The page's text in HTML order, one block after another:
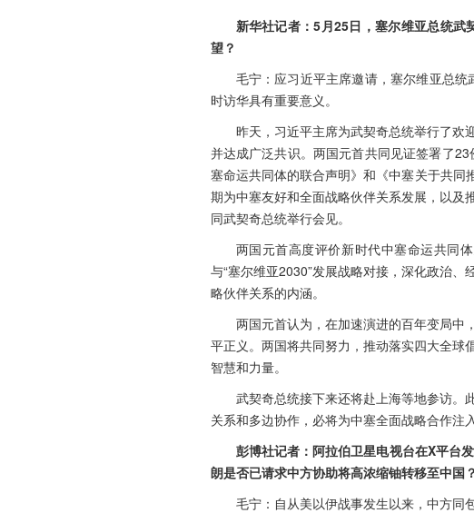
新华社记者：5月25日，塞尔维亚总统
望？
毛宁：应习近平主席邀请，塞尔维亚总
时访华具有重要意义。
昨天，习近平主席为武契奇总统举行了欢
并达成广泛共识。两国元首共同见证签署了
塞命运共同体的联合声明》和《中塞关于共同
期为中塞友好和全面战略伙伴关系发展，以及
同武契奇总统举行会见。
两国元首高度评价新时代中塞命运共同
与“塞尔维亚2030”发展战略对接，深化政治
略伙伴关系的内涵。
两国元首认为，在加速演进的百年变局中
平正义。两国将共同努力，推动落实四大全球
智慧和力量。
武契奇总统接下来还将赴上海等地参访。
关系和多边协作，必将为中塞全面战略合作注
彭博社记者：阿拉伯卫星电视台在X平台
朗是否已请求中方协助将高浓缩铀转移至中国
毛宁：自从美以伊战事发生以来，中方同